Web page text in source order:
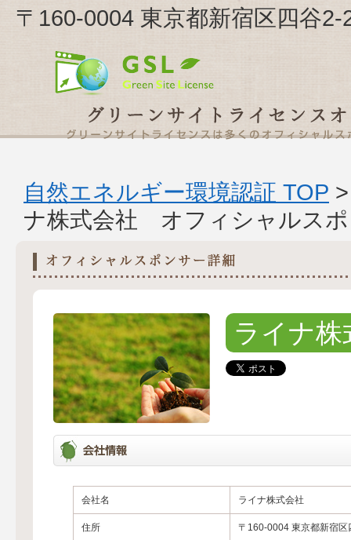
〒160-0004 東京都新宿区四谷
自然エネルギー環境認証 TOP
ナ株式会社 オフィシャルスポ
ライナ株
会社名 ライナ株式会社
住所 〒160-0004 東京都新宿